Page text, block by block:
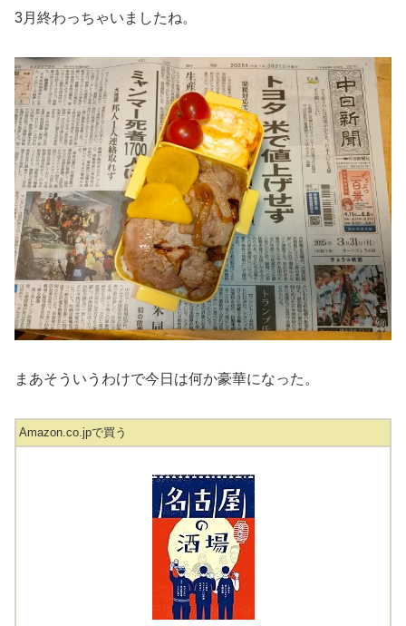
3月終わっちゃいましたね。
まあそういうわけで今日は何か豪華になった。
Amazon.co.jpで買う